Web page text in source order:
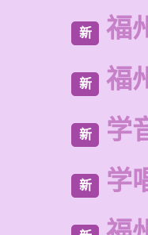
新 福
新 福
新 学
新 学